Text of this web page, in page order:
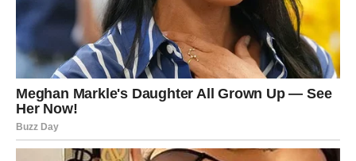
POVRATAK OPTIMIZMA
Strelac je znak koji živi od nade. Kada je ona poljuljana,
sve deluje teže. U prethodnom periodu možda ste osećali
zastoj ili razočaranje.
Ali sada dolazi pomeranje energije.